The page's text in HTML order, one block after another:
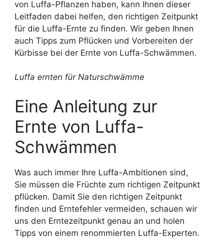
von Luffa-Pflanzen haben, kann Ihnen dieser
Leitfaden dabei helfen, den richtigen Zeitpunkt
für die Luffa-Ernte zu finden. Wir geben Ihnen
auch Tipps zum Pflücken und Vorbereiten der
Kürbisse bei der Ernte von Luffa-Schwämmen.
Luffa ernten für Naturschwämme
Eine Anleitung zur
Ernte von Luffa-
Schwämmen
Was auch immer Ihre Luffa-Ambitionen sind,
Sie müssen die Früchte zum richtigen Zeitpunkt
pflücken. Damit Sie den richtigen Zeitpunkt
finden und Erntefehler vermeiden, schauen wir
uns den Erntezeitpunkt genau an und holen
Tipps von einem renommierten Luffa-Experten.